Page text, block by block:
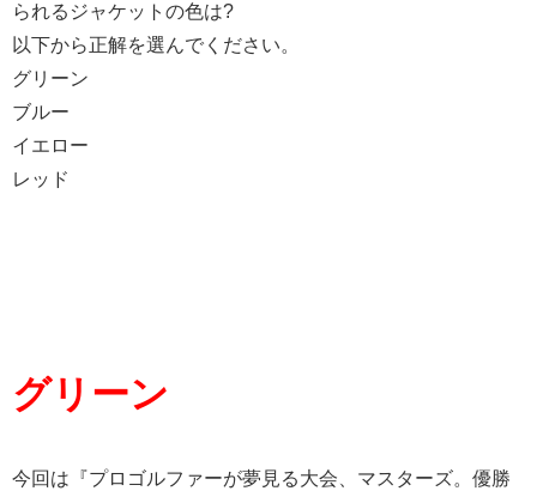
られるジャケットの色は?
以下から正解を選んでください。
グリーン
ブルー
イエロー
レッド
グリーン
今回は『プロゴルファーが夢見る大会、マスターズ。優勝